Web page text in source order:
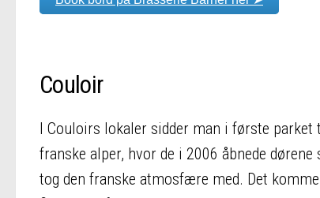
Couloir
I Couloirs lokaler sidder man i første parket
franske alper, hvor de i 2006 åbnede
tog den franske atmosfære med. Det